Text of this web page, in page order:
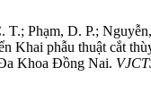
T.; Phạm, D. P.;
Khai phẫu thuật cắt
Khoa Đồng Nai.